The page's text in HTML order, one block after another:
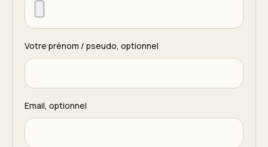
Votre prénom / pseudo, optionnel
Email, optionnel